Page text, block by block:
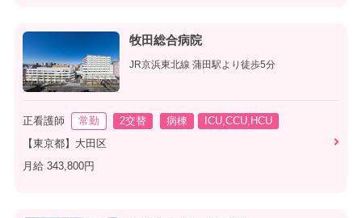
牧田総合病院
JR京浜東北線 蒲田駅より徒歩5分
正看護師 常勤 2交替 病棟
ICU,CCU,HCU
【東京都】大田区
月給 343,800円